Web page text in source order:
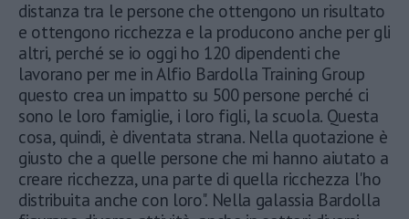
distanza tra le persone che ottengono un risultato
e ottengono ricchezza e la producono anche per gli
altri, perché se io oggi ho 120 dipendenti che
lavorano per me in Alfio Bardolla Training Group
questo crea un impatto su 500 persone perché ci
sono le loro famiglie, i loro figli, la scuola. Questa
cosa, quindi, è diventata strana. Nella quotazione è
giusto che a quelle persone che mi hanno aiutato a
creare ricchezza, una parte di quella ricchezza l'ho
distribuita anche con loro". Nella galassia Bardolla